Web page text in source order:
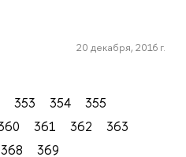
20 декабря, 2016 г.
353 354
355
361 362
363
368 369